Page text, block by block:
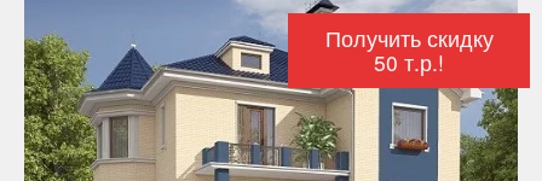
Получить скидку
50 т.р.!